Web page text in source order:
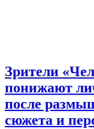
Зрители
понижают
после
сюжета и